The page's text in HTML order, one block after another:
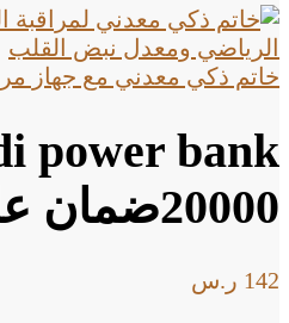
خاتم ذكي معدني مع جهاز
power bank
20000ضمان عاميين
142 ر.س